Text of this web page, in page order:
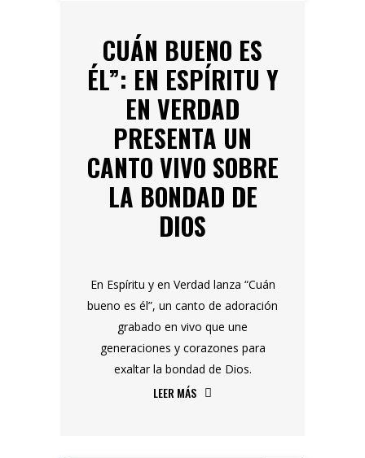
CUÁN BUENO ES
ÉL”: EN ESPÍRITU Y
EN VERDAD
PRESENTA UN
CANTO VIVO SOBRE
LA BONDAD DE
DIOS
En Espíritu y en Verdad lanza “Cuán
bueno es él”, un canto de adoración
grabado en vivo que une
generaciones y corazones para
exaltar la bondad de Dios.
LEER MÁS